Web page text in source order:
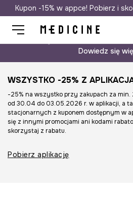
Darmowa dostawa
Kupon -15% w appce! Pobierz i
Dowiedz się
WSZYSTKO -25% Z
-25% na wszystko przy zakupach za min.
od 30.04 do 03.05.2026 r. w aplikacji, a
stacjonarnych z kuponem dostępnym w
się z innymi promocjami ani kodami
skorzystaj z rabatu.
Pobierz aplikację